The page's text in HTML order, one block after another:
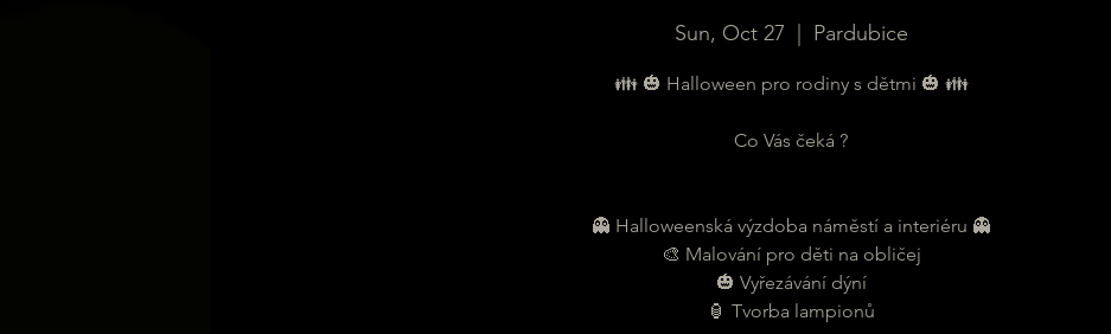
Sun, Oct 27 Pardubice
👪 🎃 Halloween pro rodiny s dětmi 🎃 👪
Co Vás čeká ?
👻 Halloweenská výzdoba náměstí a interiéru 👻
🎨 Malování pro děti na obličej
🎃 Vyřezávání dýní
🏮 Tvorba lampionů